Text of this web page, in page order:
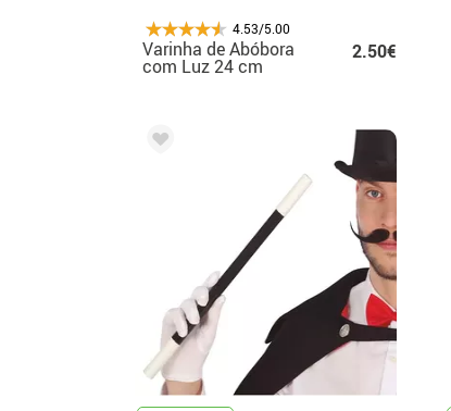
4.53/5.00
Varinha de Abóbora
com Luz 24 cm
2.50€